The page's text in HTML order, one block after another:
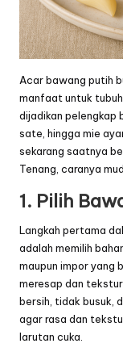
Acar bawang putih
manfaat untuk
dijadikan pelengkap
sate, hingga mie
sekarang saatnya
Tenang, caranya
1. Pilih
Langkah pertama
adalah memilih
maupun impor yang
meresap dan
bersih, tidak busuk,
agar rasa dan
larutan cuka.